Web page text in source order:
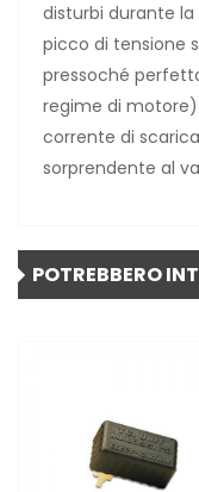
disturbi durante
picco di tensione
pressoché
regime di
corrente di
sorprendente al
POTREBBERO